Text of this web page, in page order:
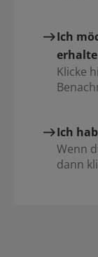
Ich
Klicke
Ich
Wenn
dann